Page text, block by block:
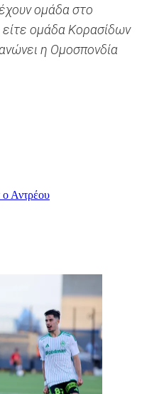
ομάδα στο
ομάδα Κορασίδων
η Ομοσπονδία
Αντρέου